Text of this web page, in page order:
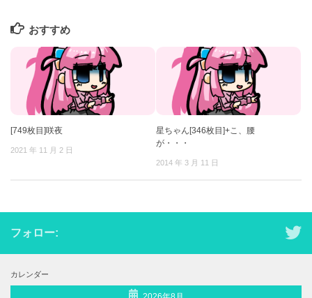
おすすめ
[749枚目]咲夜
2021 年 11 月 2 日
星ちゃん[346枚目]+こ、腰
が・・・
2014 年 3 月 11 日
フォロー:
カレンダー